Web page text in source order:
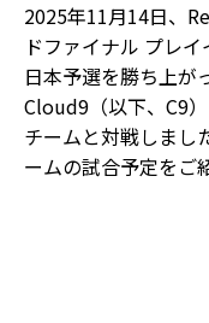
2025年11月14日、
ドファイナル プレイ
日本予選を勝ち上が
Cloud9（以下、C9
チームと対戦しまし
ームの試合予定をご